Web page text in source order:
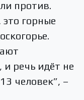
против.
это горные
речь идёт не
человек”, –